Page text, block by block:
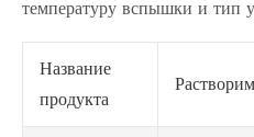
температуру вспышки и тип
Название
продукта